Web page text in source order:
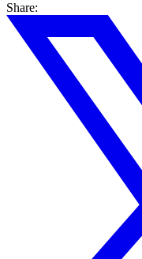
Share: